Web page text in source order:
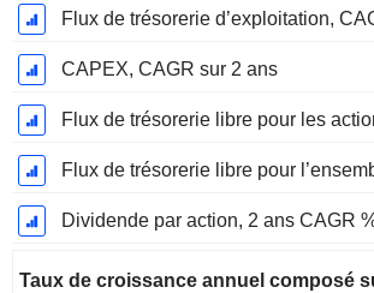
CAPEX, CAGR sur 2 ans
Dividende par action, 2 ans CAGR
Taux de croissance annuel composé